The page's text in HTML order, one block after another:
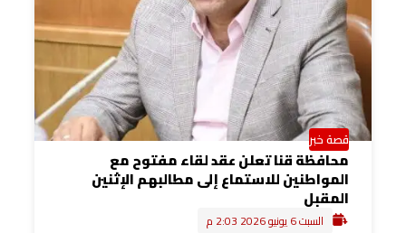
قصة خبر
محافظة قنا تعلن عقد لقاء مفتوح مع
المواطنين للاستماع إلى مطالبهم الإثنين
المقبل
السبت 6 يونيو 2026 2:03 م